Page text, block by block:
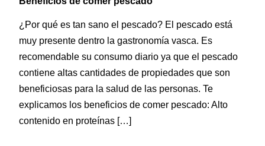
¿Por qué es tan sano el pescado? El pescado está
muy presente dentro la gastronomía vasca. Es
recomendable su consumo diario ya que el pescado
contiene altas cantidades de propiedades que son
beneficiosas para la salud de las personas. Te
explicamos los beneficios de comer pescado: Alto
contenido en proteínas […]